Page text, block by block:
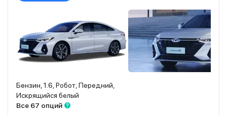
Бензин, 1.6, Робот, Передний,
Искрящийся белый
Все 67 опций